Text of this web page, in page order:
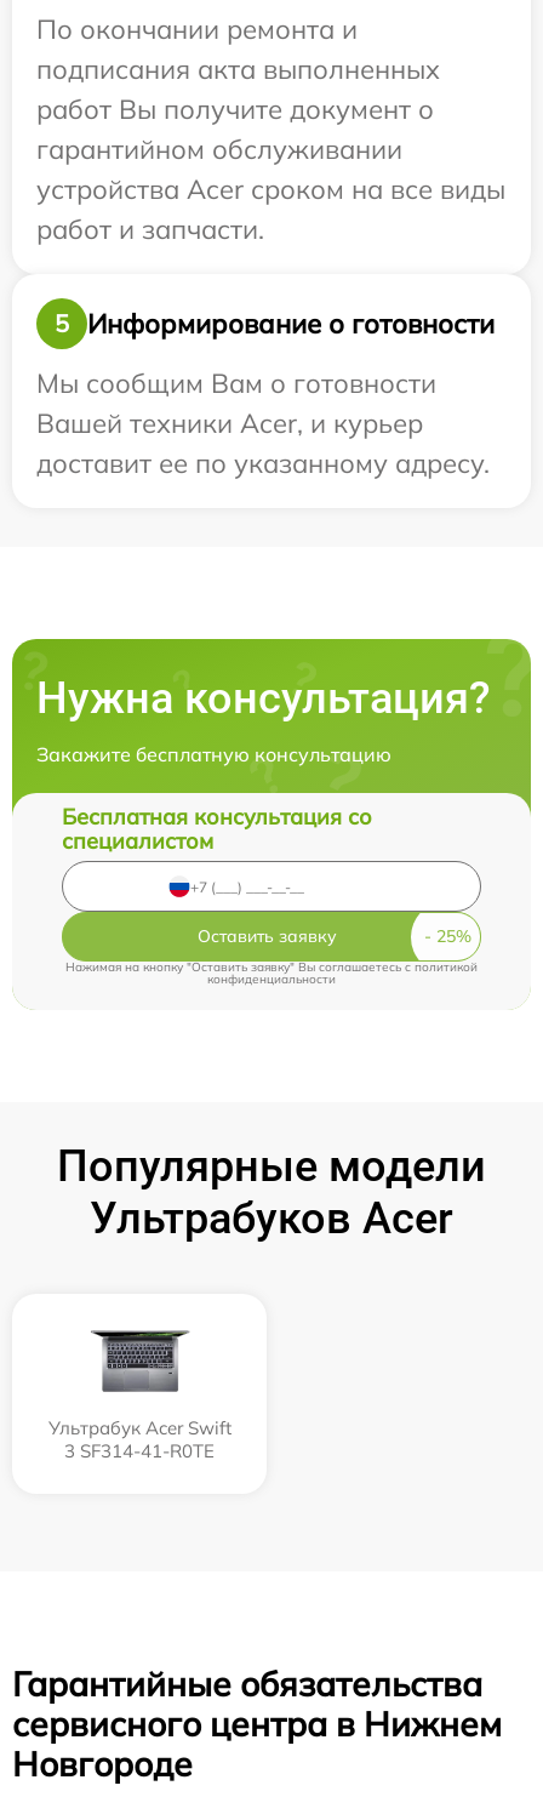
По окончании ремонта и
подписания акта выполненных
работ Вы получите документ о
гарантийном обслуживании
устройства Acer сроком на все виды
работ и запчасти.
5
Информирование о готовности
Мы сообщим Вам о готовности
Вашей техники Acer, и курьер
доставит ее по указанному адресу.
Нужна консультация?
Закажите бесплатную консультацию
Бесплатная консультация со
специалистом
Оставить заявку
Нажимая на кнопку "Оставить заявку" Вы соглашаетесь cполитикой
конфиденциальности
Популярные модели
Ультрабуков Acer
Ультрабук Acer Swift
3 SF314-41-R0TE
Гарантийные обязательства
сервисного центра в Нижнем
Новгороде